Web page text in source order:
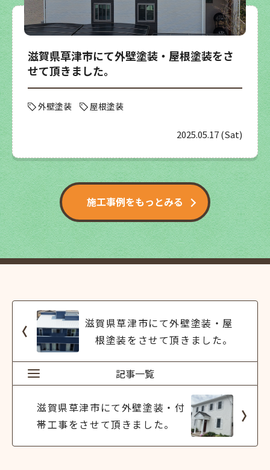
滋賀県草津市にて外壁塗装・屋根塗装をさ
せて頂きました。
外壁塗装 屋根塗装
2025.05.17 (Sat)
施工事例をもっとみる
滋賀県草津市にて外壁塗装・屋
根塗装をさせて頂きました。
記事一覧
滋賀県草津市にて外壁塗装・付
帯工事をさせて頂きました。